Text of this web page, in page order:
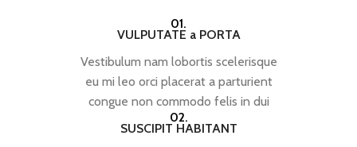
01.
VULPUTATE a PORTA
Vestibulum nam lobortis scelerisque
eu mi leo orci placerat a parturient
congue non commodo felis in dui
02.
SUSCIPIT HABITANT